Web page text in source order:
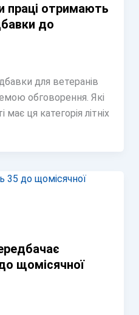
праці отримають
до
для ветеранів
обговорення. Які
ця категорія літніх
щомісячної